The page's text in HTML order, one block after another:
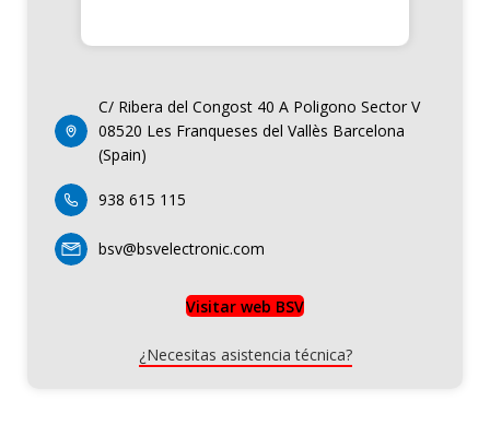
C/ Ribera del Congost 40 A Poligono Sector V
08520 Les Franqueses del Vallès Barcelona
(Spain)
938 615 115
bsv@bsvelectronic.com
Visitar web BSV
¿Necesitas asistencia técnica?